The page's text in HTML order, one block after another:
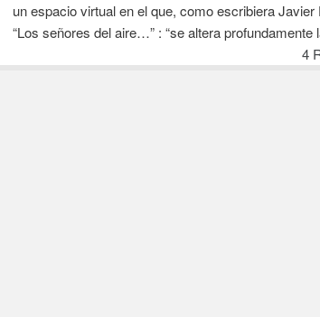
un espacio virtual en el que, como escribiera
“Los señores del aire…” : “se altera
4